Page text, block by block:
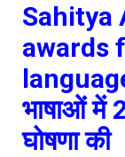
Sahitya
awards
भाषाओं में
घोषणा की